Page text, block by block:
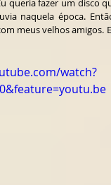
queria fazer um disco
naquela época.
meus velhos
watch?